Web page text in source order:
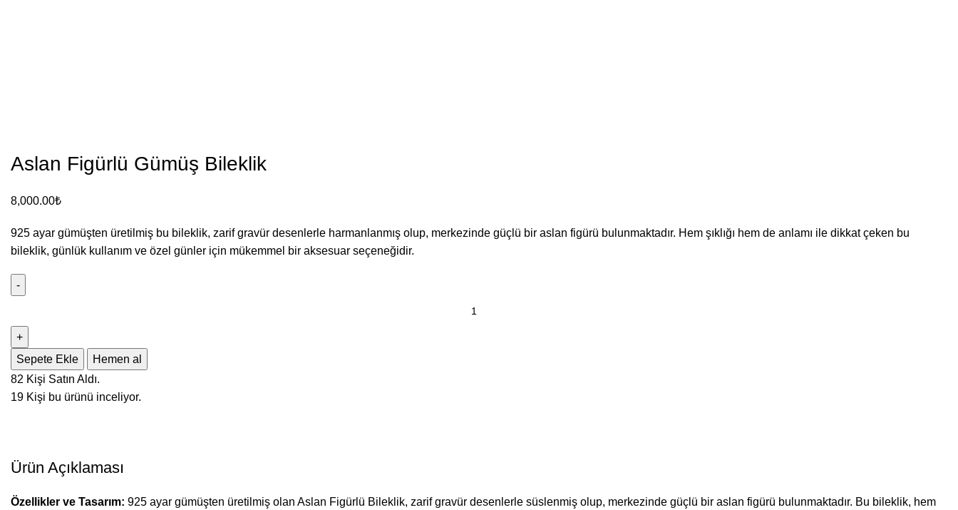
Aslan Figürlü Gümüş Bileklik
8,000.00₺
925 ayar gümüşten üretilmiş bu bileklik, zarif gravür desenlerle harmanlanmış olup, merkezinde güçlü bir aslan figürü bulunmaktadır. Hem şıklığı hem de anlamı ile dikkat çeken bu
bileklik, günlük kullanım ve özel günler için mükemmel bir aksesuar seçeneğidir.
Sepete Ekle
Hemen al
82 Kişi Satın Aldı.
19 Kişi bu ürünü inceliyor.
Ürün Açıklaması
Özellikler ve Tasarım: 925 ayar gümüşten üretilmiş olan Aslan Figürlü Bileklik, zarif gravür desenlerle süslenmiş olup, merkezinde güçlü bir aslan figürü bulunmaktadır. Bu bileklik, hem